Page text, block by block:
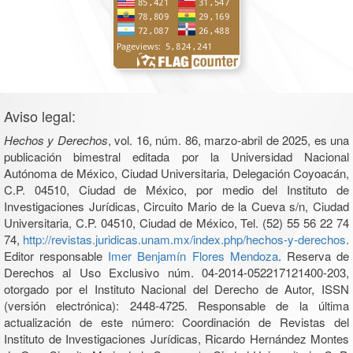
Aviso legal:
Hechos y Derechos, vol. 16, núm. 86, marzo-abril de 2025, es una
publicación bimestral editada por la Universidad Nacional
Autónoma de México, Ciudad Universitaria, Delegación Coyoacán,
C.P. 04510, Ciudad de México, por medio del Instituto de
Investigaciones Jurídicas, Circuito Mario de la Cueva s/n, Ciudad
Universitaria, C.P. 04510, Ciudad de México, Tel. (52) 55 56 22 74
74, http://revistas.juridicas.unam.mx/index.php/hechos-y-derechos.
Editor responsable Imer Benjamín Flores Mendoza. Reserva de
Derechos al Uso Exclusivo núm. 04-2014-052217121400-203,
otorgado por el Instituto Nacional del Derecho de Autor, ISSN
(versión electrónica): 2448-4725. Responsable de la última
actualización de este número: Coordinación de Revistas del
Instituto de Investigaciones Jurídicas, Ricardo Hernández Montes